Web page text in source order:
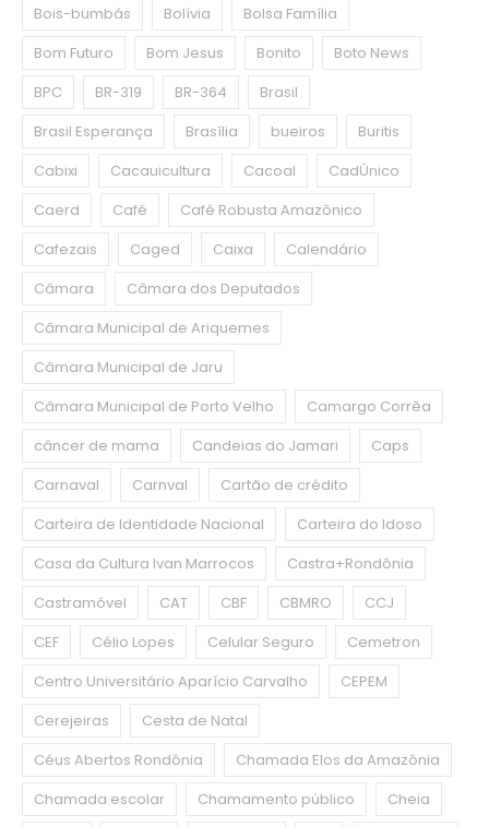
Bois-bumbás
Bolívia
Bolsa Família
Bom Futuro
Bom Jesus Bonito
Boto News
BPC
BR-319 BR-364
Brasil
Brasil Esperança
Brasília bueiros
Buritis
Cabixi
Cacauicultura Cacoal
CadÚnico
Caerd
Café
Café Robusta Amazônico
Cafezais
Caged Caixa
Calendário
Câmara
Câmara dos Deputados
Câmara Municipal de Ariquemes
Câmara Municipal de Jaru
Câmara Municipal de Porto Velho
Camargo Corrêa
câncer de mama
Candeias do Jamari
Caps
Carnaval
Carnval
Cartão de crédito
Carteira de Identidade Nacional
Carteira do Idoso
Casa da Cultura Ivan Marrocos
Castra+Rondônia
Castramóvel
CAT CBF CBMRO
CCJ
CEF
Célio Lopes Celular Seguro
Cemetron
Centro Universitário Aparício Carvalho
CEPEM
Cerejeiras
Cesta de Natal
Céus Abertos Rondônia
Chamada Elos da Amazônia
Chamada escolar
Chamamento público
Cheia